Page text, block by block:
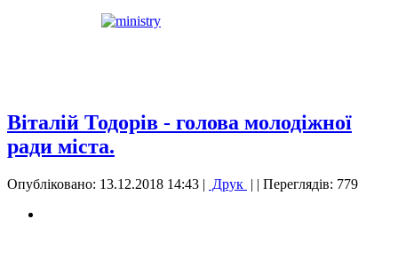
Віталій Тодорів - голова молодіжної
ради міста.
Опубліковано: 13.12.2018 14:43 | Друк | | Переглядів: 779